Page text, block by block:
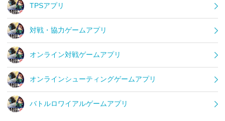
TPSアプリ
対戦・協力ゲームアプリ
オンライン対戦ゲームアプリ
オンラインシューティングゲームアプリ
バトルロワイアルゲームアプリ